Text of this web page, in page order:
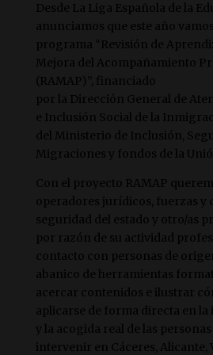
Desde La Liga Española de la
anunciamos que este año
programa “Revisión de
Mejora del Acompañamiento
(RAMAP)”, financiado
por la Dirección General de
e Inclusión Social de la
del Ministerio de Inclusión,
Migraciones y fondos de la
Con el proyecto RAMAP
operadores jurídicos, fuerzas y
seguridad del estado y otro/as
por razón de su actividad
contacto con personas de
abanico de herramientas
acercar contenidos e ilustrar
aplicarse de forma directa en la
y la acogida real de las
intervenir en Cáceres, Alicante,